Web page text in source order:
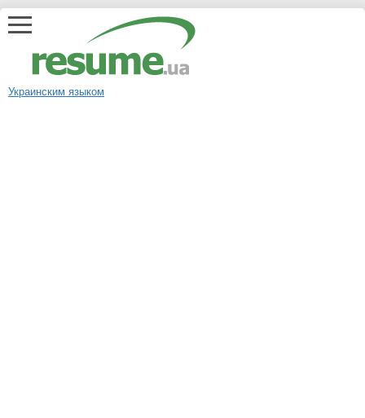
Украинским языком